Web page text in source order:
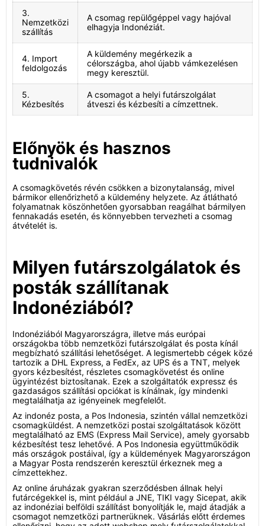
3.
Nemzetközi
szállítás
A csomag repülőgéppel vagy hajóval
elhagyja Indonéziát.
4. Import
feldolgozás
A küldemény megérkezik a
célországba, ahol újabb vámkezelésen
megy keresztül.
5.
Kézbesítés
A csomagot a helyi futárszolgálat
átveszi és kézbesíti a címzettnek.
Előnyök és hasznos
tudnivalók
A csomagkövetés révén csökken a bizonytalanság, mivel
bármikor ellenőrizhető a küldemény helyzete. Az átlátható
folyamatnak köszönhetően gyorsabban reagálhat bármilyen
fennakadás esetén, és könnyebben tervezheti a csomag
átvételét is.
Milyen futárszolgálatok és
posták szállítanak
Indonéziából?
Indonéziából Magyarországra, illetve más európai
országokba több nemzetközi futárszolgálat és posta kínál
megbízható szállítási lehetőséget. A legismertebb cégek közé
tartozik a DHL Express, a FedEx, az UPS és a TNT, melyek
gyors kézbesítést, részletes csomagkövetést és online
ügyintézést biztosítanak. Ezek a szolgáltatók expressz és
gazdaságos szállítási opciókat is kínálnak, így mindenki
megtalálhatja az igényeinek megfelelőt.
Az indonéz posta, a Pos Indonesia, szintén vállal nemzetközi
csomagküldést. A nemzetközi postai szolgáltatások között
megtalálható az EMS (Express Mail Service), amely gyorsabb
kézbesítést tesz lehetővé. A Pos Indonesia együttműködik
más országok postáival, így a küldemények Magyarországon
a Magyar Posta rendszerén keresztül érkeznek meg a
címzettekhez.
Az online áruházak gyakran szerződésben állnak helyi
futárcégekkel is, mint például a JNE, TIKI vagy Sicepat, akik
az indonéziai belföldi szállítást bonyolítják le, majd átadják a
csomagot nemzetközi partnerüknek. Vásárlás előtt érdemes